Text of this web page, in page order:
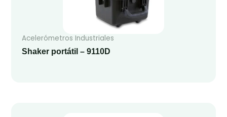
Acelerómetros Industriales
Shaker portátil – 9110D